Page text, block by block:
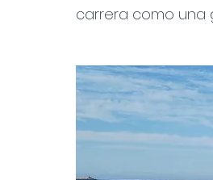
carrera como una